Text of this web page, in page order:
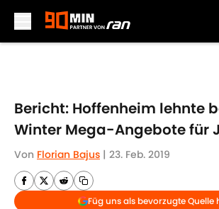
Bericht: Hoffenheim lehnte
Winter Mega-Angebote für
Von Florian Bajus | 23. Feb. 2019
Füg uns als bevorzugte Quelle